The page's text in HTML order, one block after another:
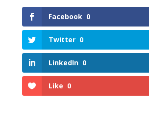
Facebook 0
Twitter 0
LinkedIn 0
Like 0